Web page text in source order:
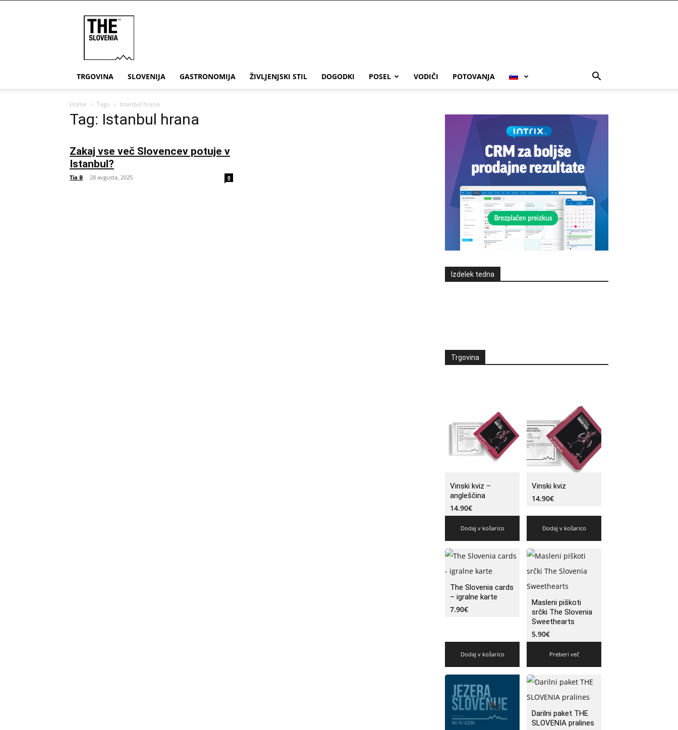
TRGOVINA SLOVENIJA GASTRONOMIJA ŽIVLJENJSKI STIL DOGODKI POSEL VODIČI POTOVANJA
Home Tags Istanbul hrana
Tag: Istanbul hrana
Zakaj vse več Slovencev potuje v
Istanbul?
Tia B - 28 avgusta, 2025 0
Izdelek tedna
Trgovina
Vinski kviz –
angleščina
14.90€
Dodaj v košarico
Vinski kviz
14.90€
Dodaj v košarico
The Slovenia cards
– igralne karte
7.90€
Dodaj v košarico
Masleni piškoti
srčki The Slovenia
Sweethearts
5.90€
Preberi več
Darilni paket THE
SLOVENIA pralines